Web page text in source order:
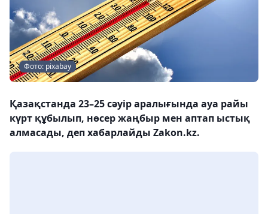
Фото: pixabay
Қазақстанда 23–25 сәуір аралығында ауа райы
күрт құбылып, нөсер жаңбыр мен аптап ыстық
алмасады, деп хабарлайды Zakon.kz.